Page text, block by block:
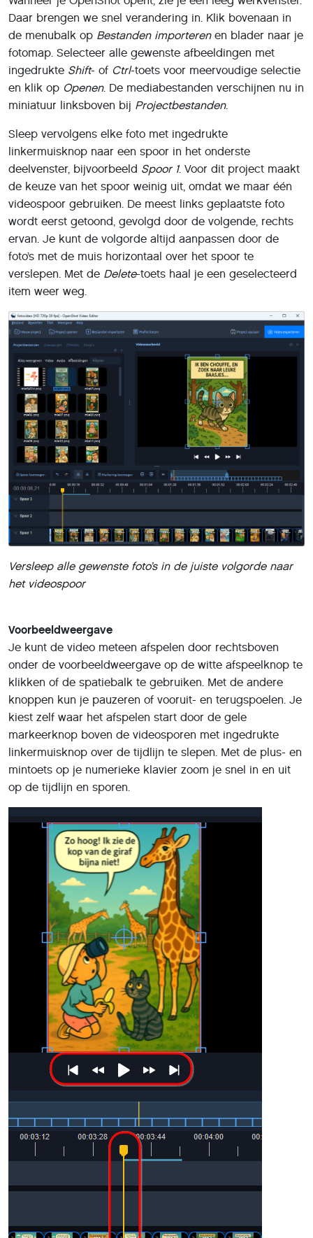
Versleep alle gewenste foto’s in de juiste volgorde naar
het videospoor
Voorbeeldweergave
onder de voorbeeldweergave op de witte afspeelknop te
klikken of de spatiebalk te gebruiken. Met de andere
knoppen kun je pauzeren of vooruit- en terugspoelen. Je
kiest zelf waar het afspelen start door de gele
markeerknop boven de videosporen met ingedrukte
linkermuisknop over de tijdlijn te slepen. Met de plus- en
mintoets op je numerieke klavier zoom je snel in en uit
op de tijdlijn en sporen.
Bekijk meteen het resultaat in het voorbeeldvenster
Standaard blijft een foto in OpenShot 10 seconden in
beeld. Je kunt dit (vooraf) aanpassen via
Voorkeuren : op het tabblad Algemeen
afbeeldingsduur in seconden in. De overgangsduur
wat je nu al kunt wijzigen met het oog op de volgende
stap (zie bij ‘Overgangen en effecten’).
Je kunt een afzonderlijke foto ook korter of langer tonen
binnen of buiten te slepen. Let er wel op dat hierdoor
tussen opeenvolgende beelden ontstaan.